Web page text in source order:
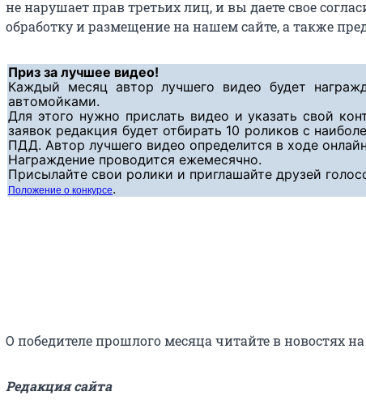
не нарушает прав третьих лиц, и вы даете свое
обработку и размещение на нашем сайте, а также
Приз за лучшее видео!
Каждый месяц автор лучшего видео будет
автомойками.
Для этого нужно прислать видео и указать свой
заявок редакция будет отбирать 10 роликов с
ПДД. Автор лучшего видео определится в ходе
Награждение проводится ежемесячно.
Присылайте свои ролики и приглашайте друзей
Положение о конкурсе.
О победителе прошлого месяца читайте в новостях на
Редакция сайта